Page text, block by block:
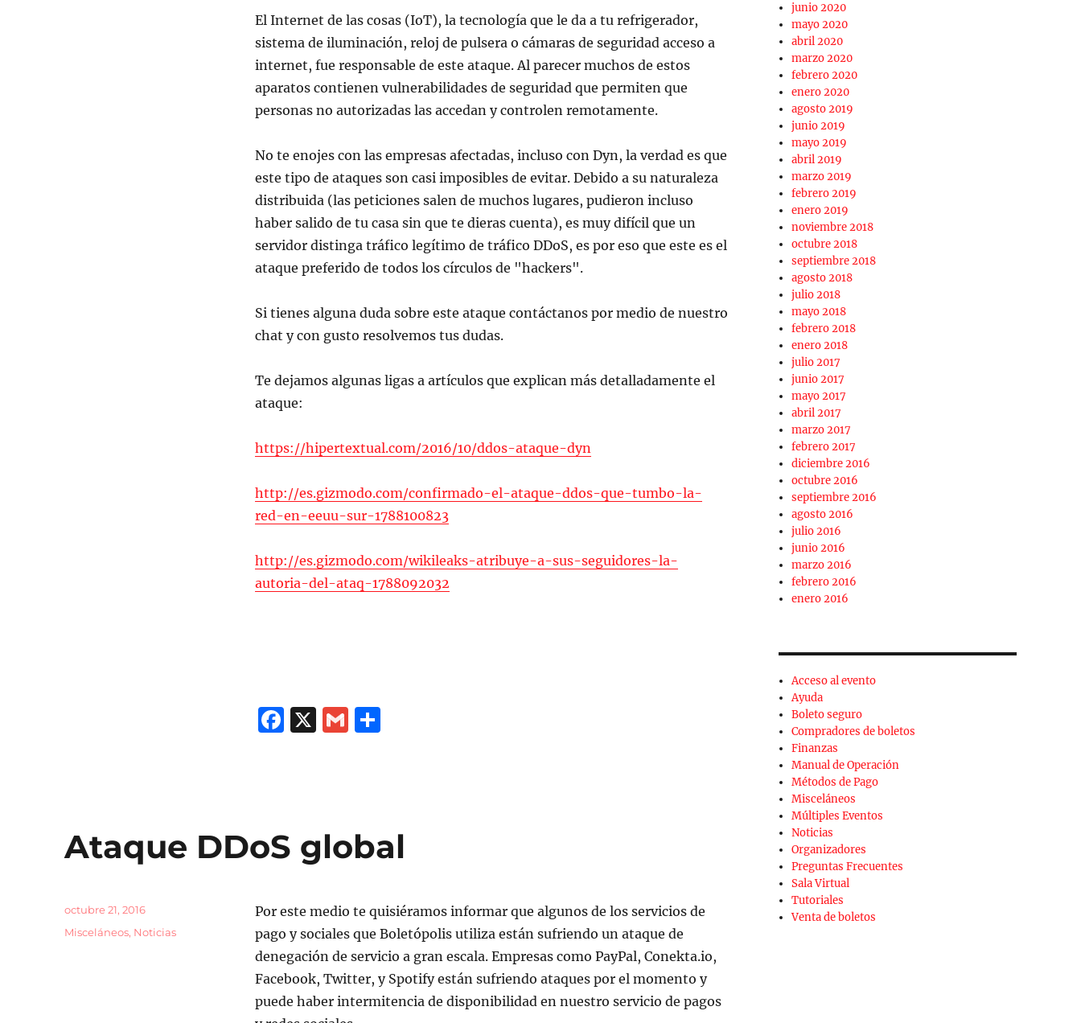
El Internet de las cosas (IoT), la tecnología que le da a tu refrigerador,
sistema de iluminación, reloj de pulsera o cámaras de seguridad acceso a
internet, fue responsable de este ataque. Al parecer muchos de estos
aparatos contienen vulnerabilidades de seguridad que permiten que
personas no autorizadas las accedan y controlen remotamente.
No te enojes con las empresas afectadas, incluso con Dyn, la verdad es que
este tipo de ataques son casi imposibles de evitar. Debido a su naturaleza
distribuida (las peticiones salen de muchos lugares, pudieron incluso
haber salido de tu casa sin que te dieras cuenta), es muy difícil que un
servidor distinga tráfico legítimo de tráfico DDoS, es por eso que este es el
ataque preferido de todos los círculos de "hackers".
Si tienes alguna duda sobre este ataque contáctanos por medio de nuestro
chat y con gusto resolvemos tus dudas.
Te dejamos algunas ligas a artículos que explican más detalladamente el
ataque:
https://hipertextual.com/2016/10/ddos-ataque-dyn
http://es.gizmodo.com/confirmado-el-ataque-ddos-que-tumbo-la-
red-en-eeuu-sur-1788100823
http://es.gizmodo.com/wikileaks-atribuye-a-sus-seguidores-la-
autoria-del-ataq-1788092032
F
o
k
X G C
rt
Ataque DDoS global
Por este medio te quisiéramos informar que algunos de los servicios de
pago y sociales que Boletópolis utiliza están sufriendo un ataque de
denegación de servicio a gran escala. Empresas como PayPal, Conekta.io,
Facebook, Twitter, y Spotify están sufriendo ataques por el momento y
puede haber intermitencia de disponibilidad en nuestro servicio de pagos
Publicado
octubre 21, 2016
Categorías
Misceláneos, Noticias
junio 2020
mayo 2020
abril 2020
marzo 2020
febrero 2020
enero 2020
agosto 2019
junio 2019
mayo 2019
abril 2019
marzo 2019
febrero 2019
enero 2019
noviembre 2018
octubre 2018
septiembre 2018
agosto 2018
julio 2018
mayo 2018
febrero 2018
enero 2018
julio 2017
junio 2017
mayo 2017
abril 2017
marzo 2017
febrero 2017
diciembre 2016
octubre 2016
septiembre 2016
agosto 2016
julio 2016
junio 2016
marzo 2016
febrero 2016
enero 2016
Acceso al evento
Ayuda
Boleto seguro
Compradores de boletos
Finanzas
Manual de Operación
Métodos de Pago
Misceláneos
Múltiples Eventos
Noticias
Organizadores
Preguntas Frecuentes
Sala Virtual
Tutoriales
Venta de boletos